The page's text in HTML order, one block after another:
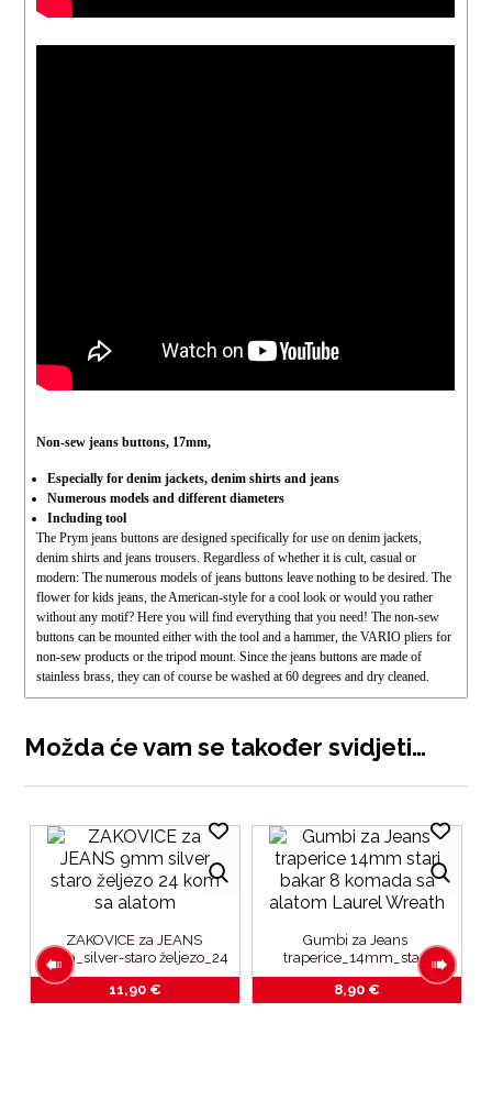
Non-sew jeans buttons, 17mm,
Especially for denim jackets, denim shirts and jeans
Numerous models and different diameters
Including tool
The Prym jeans buttons are designed specifically for use on denim jackets,
denim shirts and jeans trousers. Regardless of whether it is cult, casual or
modern: The numerous models of jeans buttons leave nothing to be desired. The
flower for kids jeans, the American-style for a cool look or would you rather
without any motif? Here you will find everything that you need! The non-sew
buttons can be mounted either with the tool and a hammer, the VARIO pliers for
non-sew products or the tripod mount. Since the jeans buttons are made of
stainless brass, they can of course be washed at 60 degrees and dry cleaned.
Možda će vam se također svidjeti…
ZAKOVICE za JEANS
9mm_silver-staro željezo_24
kom_sa alatom
11,90 €
Gumbi za Jeans
traperice_14mm_stari
bakar_8 komada_sa
alatom_Laurel Wreath
8,90 €